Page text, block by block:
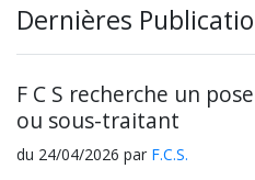
Dernières
F C S recherche un
ou sous-traitant
du 24/04/2026 par F.C.S.